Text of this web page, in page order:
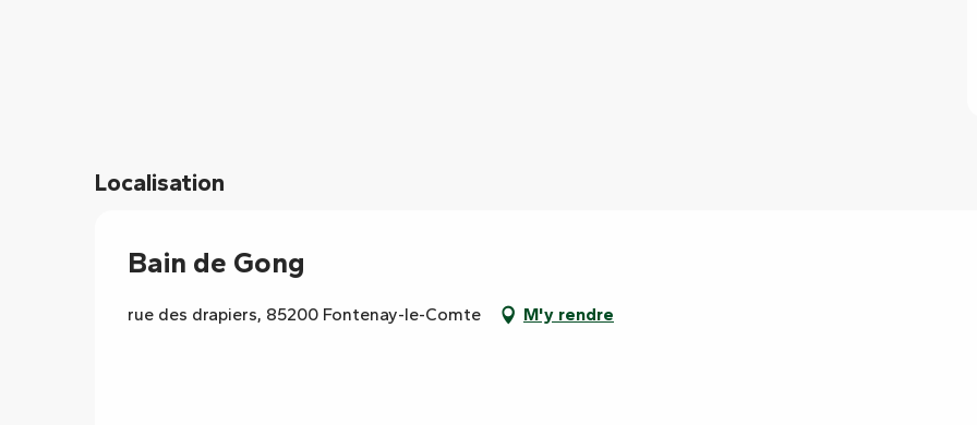
Localisation
Bain de Gong
rue des drapiers, 85200 Fontenay-le-Comte M'y rendre